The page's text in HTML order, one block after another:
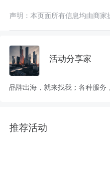
声明：本页面所有信息均由商
活动分享家
品牌出海，就来找我；各种服务
推荐活动